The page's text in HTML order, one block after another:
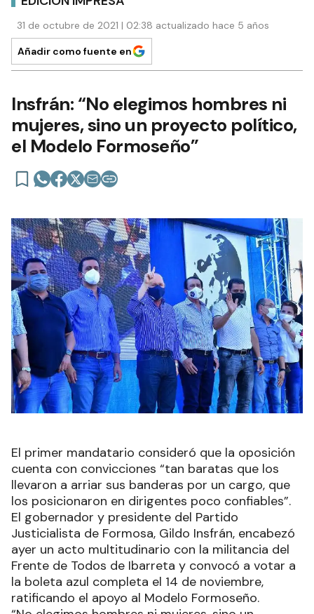
31 de octubre de 2021 | 02:38 actualizado hace 5 años
Añadir como fuente en
Insfrán: “No elegimos hombres ni
mujeres, sino un proyecto político,
el Modelo Formoseño”
El primer mandatario consideró que la oposición
cuenta con convicciones “tan baratas que los
llevaron a arriar sus banderas por un cargo, que
los posicionaron en dirigentes poco confiables”.
El gobernador y presidente del Partido
Justicialista de Formosa, Gildo Insfrán, encabezó
ayer un acto multitudinario con la militancia del
Frente de Todos de Ibarreta y convocó a votar a
la boleta azul completa el 14 de noviembre,
ratificando el apoyo al Modelo Formoseño.